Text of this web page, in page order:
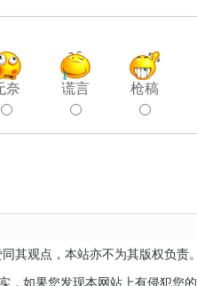
奈 谎言 枪稿
其观点，本站亦不为其版权负责。
，如果您发现本网站上有侵犯您的